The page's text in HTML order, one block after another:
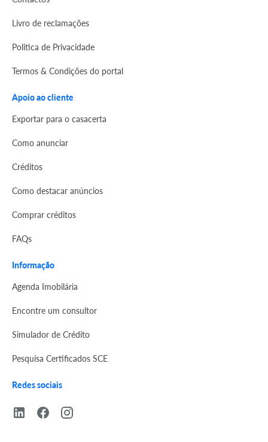
Livro de reclamações
Politica de Privacidade
Termos & Condições do portal
Apoio ao cliente
Exportar para o casacerta
Como anunciar
Créditos
Como destacar anúncios
Comprar créditos
FAQs
Informação
Agenda Imobilária
Encontre um consultor
Simulador de Crédito
Pesquisa Certificados SCE
Redes sociais